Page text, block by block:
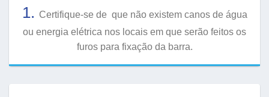
1. Certifique-se de que não existem canos de água
ou energia elétrica nos locais em que serão feitos os
furos para fixação da barra.